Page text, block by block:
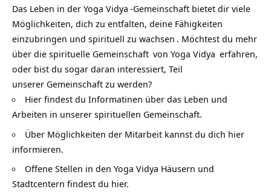
Das Leben in der Yoga Vidya -Gemeinschaft bietet dir viele
Möglichkeiten, dich zu entfalten, deine Fähigkeiten
einzubringen und spirituell zu wachsen . Möchtest du mehr
über die spirituelle Gemeinschaft von Yoga Vidya erfahren,
oder bist du sogar daran interessiert, Teil
unserer Gemeinschaft zu werden?
Hier findest du Informatinen über das Leben und
Arbeiten in unserer spirituellen Gemeinschaft.
Über Möglichkeiten der Mitarbeit kannst du dich hier
informieren.
Offene Stellen in den Yoga Vidya Häusern und
Stadtcentern findest du hier.